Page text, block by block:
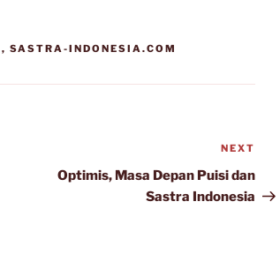
, SASTRA-INDONESIA.COM
Post
NEXT
Optimis, Masa Depan Puisi dan
Sastra Indonesia